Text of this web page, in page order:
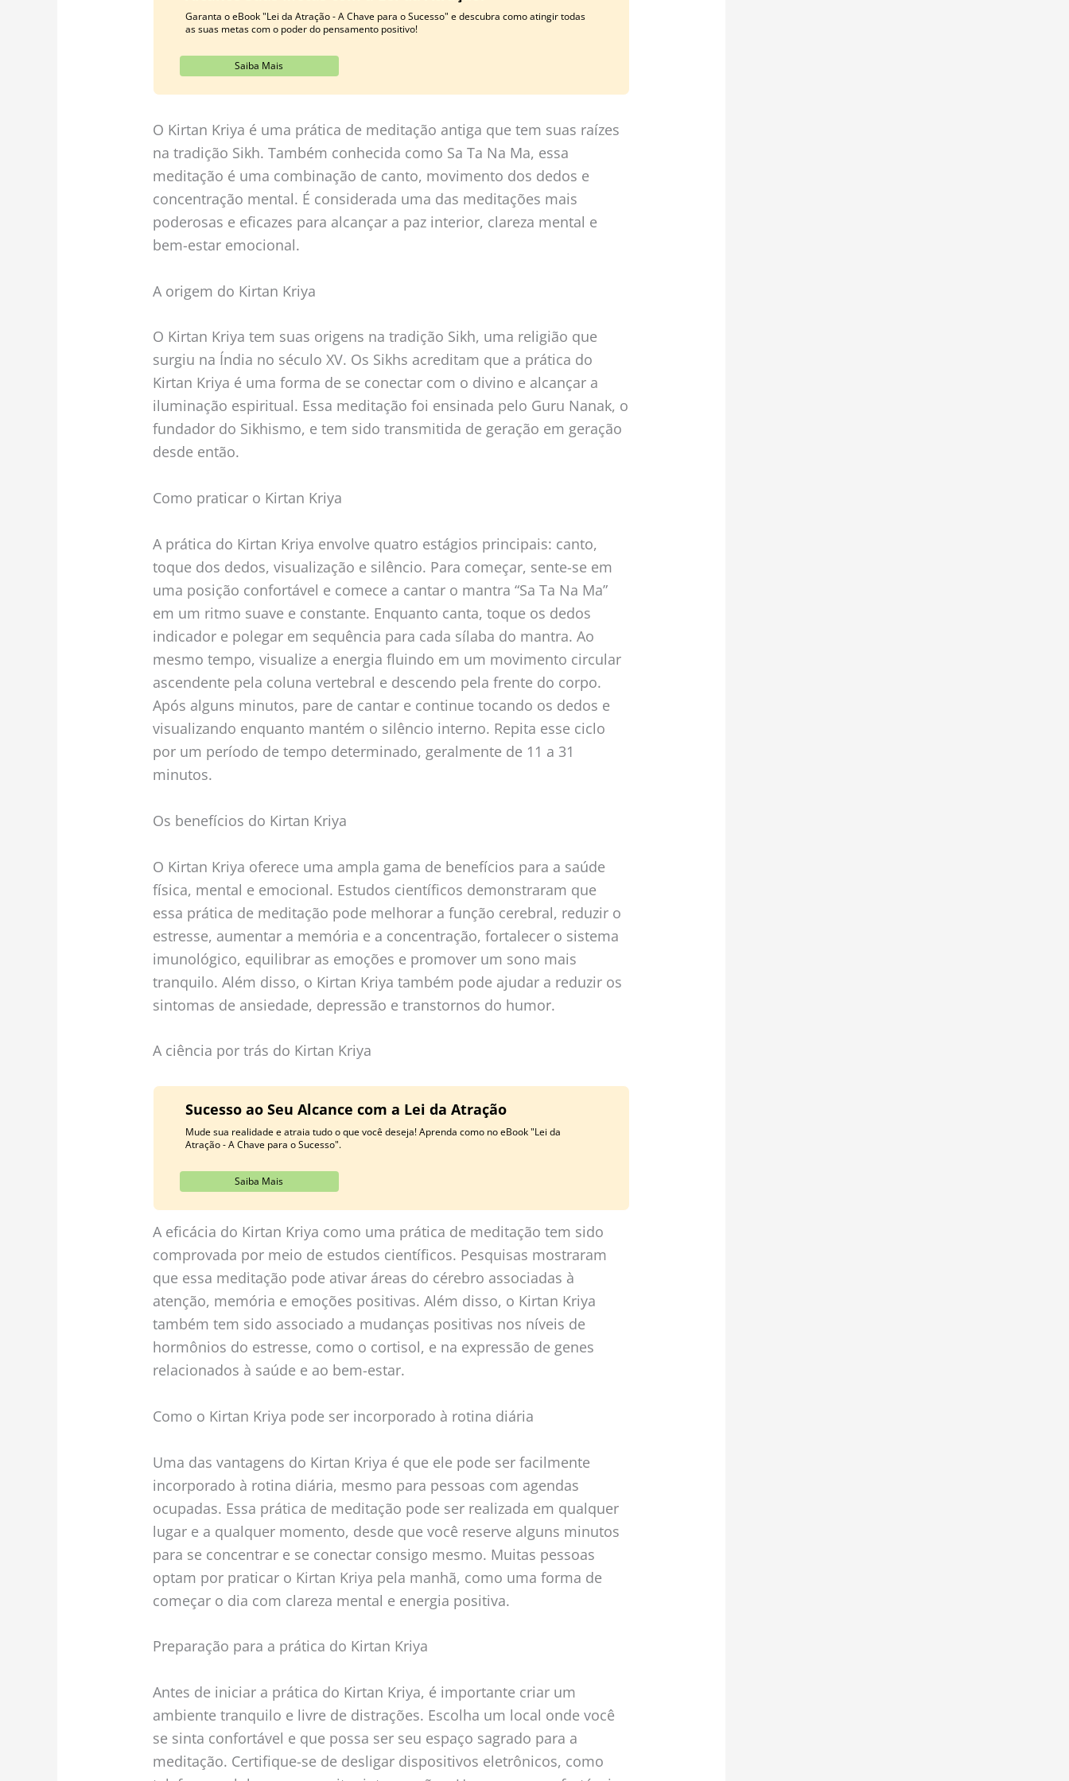
Garanta o eBook "Lei da Atração - A Chave para o Sucesso" e descubra como atingir todas
as suas metas com o poder do pensamento positivo!
Saiba Mais
O Kirtan Kriya é uma prática de meditação antiga que tem suas raízes
na tradição Sikh. Também conhecida como Sa Ta Na Ma, essa
meditação é uma combinação de canto, movimento dos dedos e
concentração mental. É considerada uma das meditações mais
poderosas e eficazes para alcançar a paz interior, clareza mental e
bem-estar emocional.
A origem do Kirtan Kriya
O Kirtan Kriya tem suas origens na tradição Sikh, uma religião que
surgiu na Índia no século XV. Os Sikhs acreditam que a prática do
Kirtan Kriya é uma forma de se conectar com o divino e alcançar a
iluminação espiritual. Essa meditação foi ensinada pelo Guru Nanak, o
fundador do Sikhismo, e tem sido transmitida de geração em geração
desde então.
Como praticar o Kirtan Kriya
A prática do Kirtan Kriya envolve quatro estágios principais: canto,
toque dos dedos, visualização e silêncio. Para começar, sente-se em
uma posição confortável e comece a cantar o mantra “Sa Ta Na Ma”
em um ritmo suave e constante. Enquanto canta, toque os dedos
indicador e polegar em sequência para cada sílaba do mantra. Ao
mesmo tempo, visualize a energia fluindo em um movimento circular
ascendente pela coluna vertebral e descendo pela frente do corpo.
Após alguns minutos, pare de cantar e continue tocando os dedos e
visualizando enquanto mantém o silêncio interno. Repita esse ciclo
por um período de tempo determinado, geralmente de 11 a 31
minutos.
Os benefícios do Kirtan Kriya
O Kirtan Kriya oferece uma ampla gama de benefícios para a saúde
física, mental e emocional. Estudos científicos demonstraram que
essa prática de meditação pode melhorar a função cerebral, reduzir o
estresse, aumentar a memória e a concentração, fortalecer o sistema
imunológico, equilibrar as emoções e promover um sono mais
tranquilo. Além disso, o Kirtan Kriya também pode ajudar a reduzir os
sintomas de ansiedade, depressão e transtornos do humor.
A ciência por trás do Kirtan Kriya
Sucesso ao Seu Alcance com a Lei da Atração
Mude sua realidade e atraia tudo o que você deseja! Aprenda como no eBook "Lei da
Atração - A Chave para o Sucesso".
Saiba Mais
A eficácia do Kirtan Kriya como uma prática de meditação tem sido
comprovada por meio de estudos científicos. Pesquisas mostraram
que essa meditação pode ativar áreas do cérebro associadas à
atenção, memória e emoções positivas. Além disso, o Kirtan Kriya
também tem sido associado a mudanças positivas nos níveis de
hormônios do estresse, como o cortisol, e na expressão de genes
relacionados à saúde e ao bem-estar.
Como o Kirtan Kriya pode ser incorporado à rotina diária
Uma das vantagens do Kirtan Kriya é que ele pode ser facilmente
incorporado à rotina diária, mesmo para pessoas com agendas
ocupadas. Essa prática de meditação pode ser realizada em qualquer
lugar e a qualquer momento, desde que você reserve alguns minutos
para se concentrar e se conectar consigo mesmo. Muitas pessoas
optam por praticar o Kirtan Kriya pela manhã, como uma forma de
começar o dia com clareza mental e energia positiva.
Preparação para a prática do Kirtan Kriya
Antes de iniciar a prática do Kirtan Kriya, é importante criar um
ambiente tranquilo e livre de distrações. Escolha um local onde você
se sinta confortável e que possa ser seu espaço sagrado para a
meditação. Certifique-se de desligar dispositivos eletrônicos, como